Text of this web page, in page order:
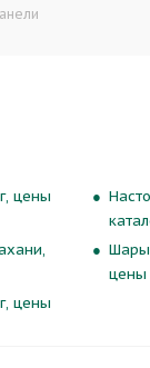
цены
Шары
цены
цены